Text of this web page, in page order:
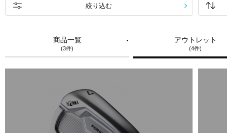
商品一覧
(3件)
アウトレット
(4件)
絞り込む